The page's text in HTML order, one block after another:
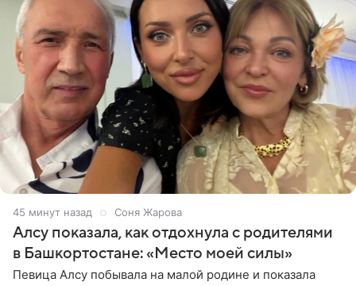
45 минут назад Соня Жарова
Алсу показала, как отдохнула с родителями
в Башкортостане: «Место моей силы»
Певица Алсу побывала на малой родине и показала